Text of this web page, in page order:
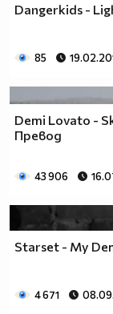
Dangerkids -
85
Demi Lovato -
Превод
43 906
Starset - My
4 671